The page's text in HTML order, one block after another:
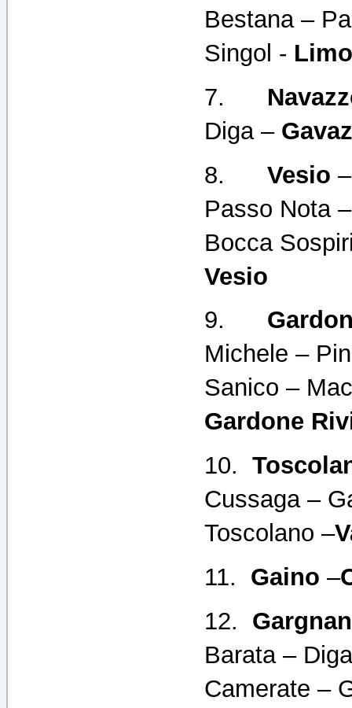
Bestana –
Singol -
7.
Diga –
8.Vesio
Passo Nota
Bocca
Vesio
9.
Michele –
Sanico –
Gardone
10.
Cussaga –
Toscolano –
11. Gaino –
12.
Barata –
Camerate –